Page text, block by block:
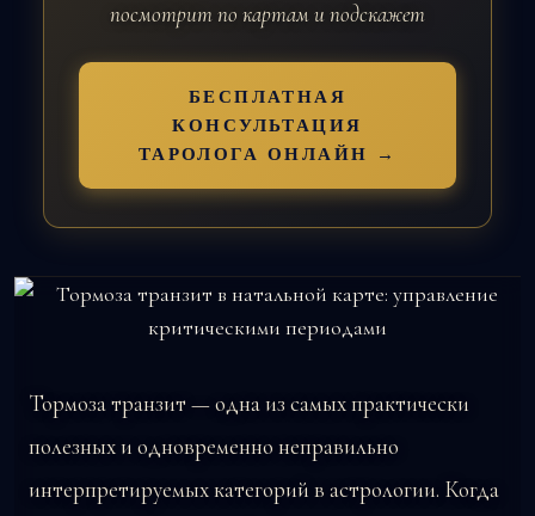
посмотрит по картам и подскажет
БЕСПЛАТНАЯ
КОНСУЛЬТАЦИЯ
ТАРОЛОГА ОНЛАЙН →
Тормоза транзит — одна из самых практически
полезных и одновременно неправильно
интерпретируемых категорий в астрологии. Когда